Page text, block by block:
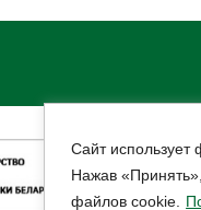
Сайт использует
Нажав
файлов cookie.